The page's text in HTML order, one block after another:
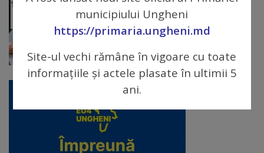
arhitecturale
Personalități
marcante
de
performanță
municipiului Ungheni
https://primaria.ungheni.md
Site-ul vechi rămâne în vigoare cu toate
informațiile și actele plasate în ultimii 5
ani.